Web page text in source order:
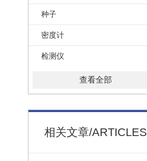
种子
密度计
检测仪
查看全部
相关文章/ARTICLES